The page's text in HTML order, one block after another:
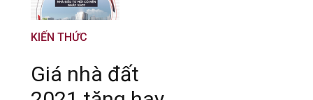
KIẾN THỨC
Giá nhà đất